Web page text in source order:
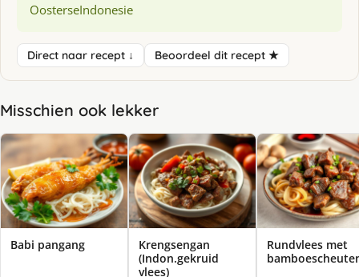
OosterseIndonesie
Direct naar recept ↓ Beoordeel dit recept ★
Misschien ook lekker
Babi pangang
Krengsengan
(Indon.gekruid
vlees)
Rundvlees met